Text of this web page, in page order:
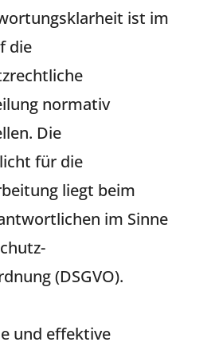
ist im
die
normativ
Die
für die
liegt beim
im Sinne
(DSGVO).
und effektive